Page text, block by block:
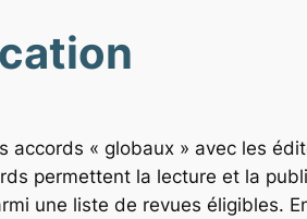
accords « globaux » avec les
permettent la lecture et la
une liste de revues éligibles.